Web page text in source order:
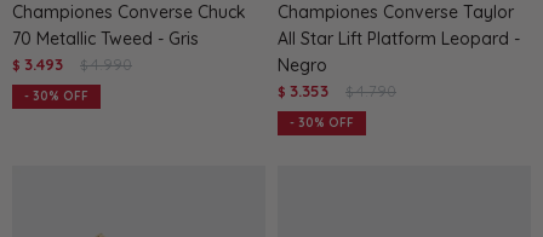
Championes Converse Chuck
70 Metallic Tweed - Gris
$ 3.493 $ 4.990
30
Championes Converse Taylor
All Star Lift Platform Leopard -
Negro
$ 3.353 $ 4.790
30